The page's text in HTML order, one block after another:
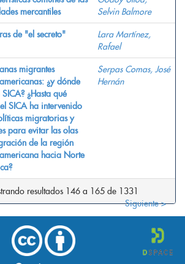
mercantiles
Selvin Balmore
de "el secreto"
Lara Martínez,
Rafael
migrantes
¿y dónde
SICA? ¿Hasta qué
SICA ha intervenido
migratorias y
para evitar las olas
de la región
hacia Norte
Serpas Comas, José
Hernán
resultados 146 a 165 de 1331
Siguiente >